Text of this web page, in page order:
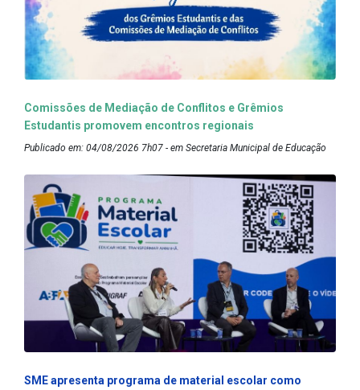
Comissões de Mediação de Conflitos e Grêmios
Estudantis promovem encontros regionais
Publicado em: 04/08/2026 7h07 - em Secretaria Municipal de Educação
SME apresenta programa de material escolar como